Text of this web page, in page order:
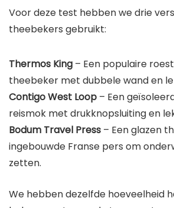
Voor deze test hebben we drie
theebekers gebruikt:
Thermos King – Een populaire
theebeker met dubbele wand en
Contigo West Loop – Een
reismok met drukknopsluiting en
Bodum Travel Press – Een glazen
ingebouwde Franse pers om
zetten.
We hebben dezelfde hoeveelheid